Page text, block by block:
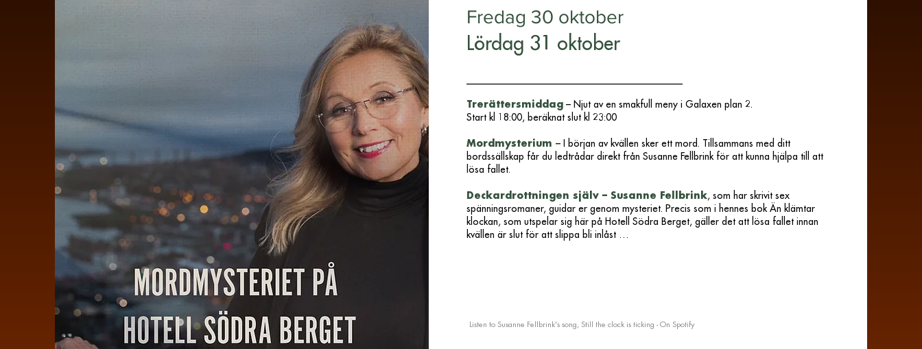
Fredag 30 oktober
Lördag 31 oktober
Trerättersmiddag– Njut av en smakfull meny i Galaxen plan 2.
Start kl 18:00, beräknat slut kl 23:00
Mordmysterium – I början av kvällen sker ett mord. Tillsammans med ditt
bordssällskap får du ledtrådar direkt från Susanne Fellbrink för att kunna hjälpa till att
lösa fallet.
Deckardrottningen själv – Susanne Fellbrink, som har skrivit sex
spänningsromaner, guidar er genom mysteriet. Precis som i hennes bok Än klämtar
klockan, som utspelar sig här på Hotell Södra Berget, gäller det att lösa fallet innan
kvällen är slut för att slippa bli inlåst …
Listen to Susanne Fellbrink's song, Still the clock is ticking - On Spotify